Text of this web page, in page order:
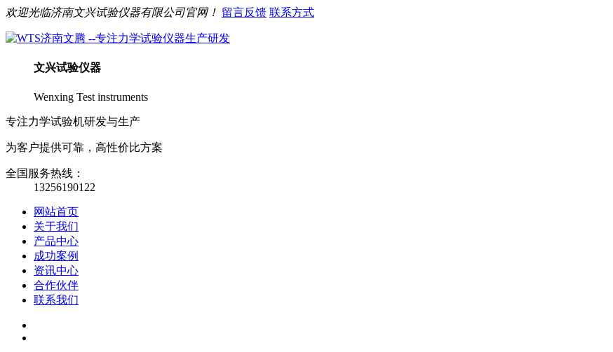
欢迎光临济南文兴试验仪器有限公司官网！ 留言反馈 联系方式
文兴试验仪器
Wenxing Test instruments
专注力学试验机研发与生产
为客户提供可靠，高性价比方案
全国服务热线：
13256190122
网站首页
关于我们
产品中心
成功案例
资讯中心
合作伙伴
联系我们